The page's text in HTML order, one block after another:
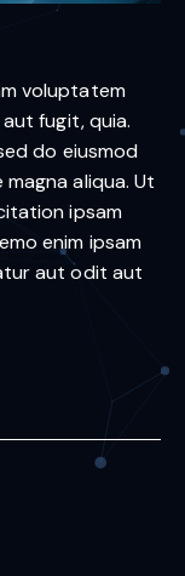
voluptatem
fugit, quia.
do eiusmod
aliqua. Ut
ipsam
enim ipsam
aut odit aut